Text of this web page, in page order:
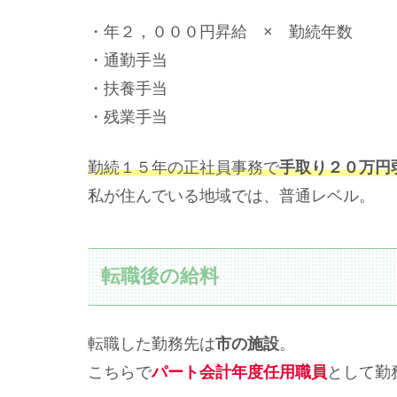
・年２，０００円昇給 × 勤続年数
・通勤手当
・扶養手当
・残業手当
勤続１５年の正社員事務で手取り２０万円
私が住んでいる地域では、普通レベル。
転職後の給料
転職した勤務先は市の施設。
こちらでパート会計年度任用職員 として勤